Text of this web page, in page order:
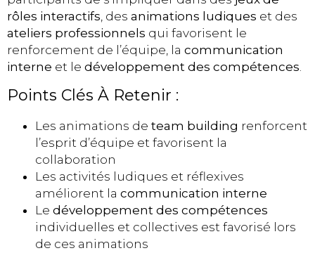
rôles interactifs , des animations ludiques et des
ateliers professionnels qui favorisent le
renforcement de l’équipe, la communication
interne et le développement des compétences
Points Clés À Retenir :
Les animations de team building renforcent
l’esprit d’équipe et favorisent la
collaboration
Les activités ludiques et réflexives
améliorent la communication interne
Le développement des compétences
individuelles et collectives est favorisé lors
de ces animations